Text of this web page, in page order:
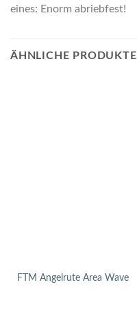
eines: Enorm abriebfest!
ÄHNLICHE PRODUKTE
FTM Angelrute Area Wave